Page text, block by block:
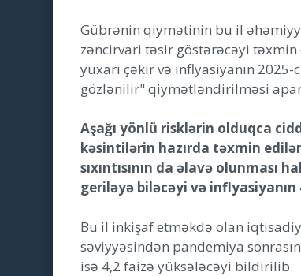
Gübrənin qiymətinin bu il
zəncirvari təsir göstərəcəyi
yuxarı çəkir və inflyasiyanın
gözlənilir" qiymətləndirilməsi
Aşağı yönlü risklərin olduqca
kəsintilərin hazırda təxmin
sıxıntısının da əlavə olunması
geriləyə biləcəyi və
Bu il inkişaf etməkdə olan
səviyyəsindən pandemiya
isə 4,2 faizə yüksələcəyi bildirilib.